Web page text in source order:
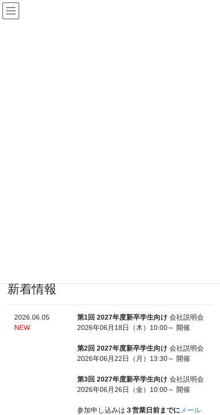
コ
ン
ナ
ビ
新着情報
2026.06.05
NEW
第1回 2027年度新卒学生向け 会社説明会
2026年06月18日（木）10:00～ 開催
第2回 2027年度新卒学生向け 会社説明会
2026年06月22日（月）13:30～ 開催
第3回 2027年度新卒学生向け 会社説明会
2026年06月26日（金）10:00～ 開催
参加申し込みは ３営業日前までに メール